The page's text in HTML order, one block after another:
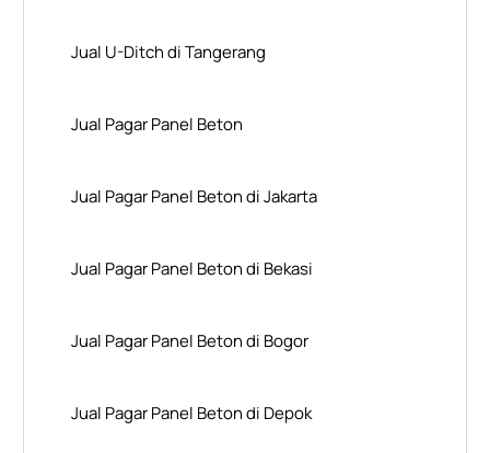
Jual U-Ditch di Tangerang
Jual Pagar Panel Beton
Jual Pagar Panel Beton di Jakarta
Jual Pagar Panel Beton di Bekasi
Jual Pagar Panel Beton di Bogor
Jual Pagar Panel Beton di Depok